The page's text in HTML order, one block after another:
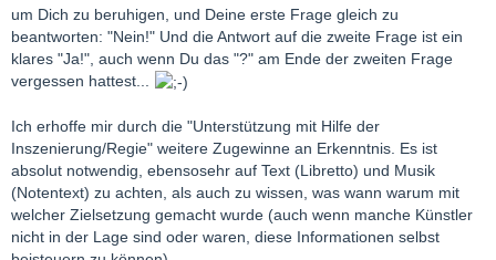
könnte auch pantomimisch aufgeführt werden, da die
Zuschauer ja den Text und die Musik kennen. Oder habe ich da
etwas falsch verstanden.
Emotione
um Dich zu beruhigen, und Deine erste Frage gleich zu
beantworten: "Nein!" Und die Antwort auf die zweite Frage ist ein
klares "Ja!", auch wenn Du das "?" am Ende der zweiten Frage
vergessen hattest...
Ich erhoffe mir durch die "Unterstützung mit Hilfe der
Inszenierung/Regie" weitere Zugewinne an Erkenntnis. Es ist
absolut notwendig, ebensosehr auf Text (Libretto) und Musik
(Notentext) zu achten, als auch zu wissen, was wann warum mit
welcher Zielsetzung gemacht wurde (auch wenn manche Künstler
nicht in der Lage sind oder waren, diese Informationen selbst